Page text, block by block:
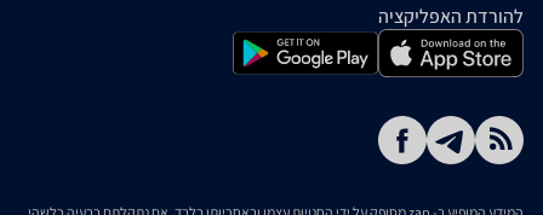
להורדת האפליקציה